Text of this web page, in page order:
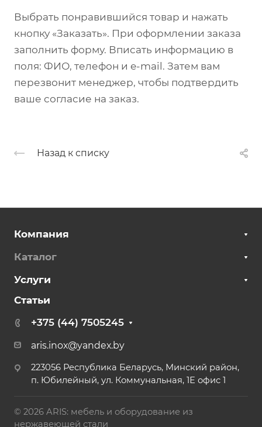
Выбрать понравившийся товар и нажать
кнопку «Заказать». При оформлении заказа
заполнить форму. Вписать информацию в
поля: ФИО, телефон и e-mail. Затем вам
перезвонит менеджер, чтобы подтвердить
ваше согласие на заказ.
Назад к списку
Компания
Каталог
Услуги
Статьи
+375 (44) 7505245
aris.inox@yandex.by
223056 Республика Беларусь, Минский район,
п. Юбилейный, ул. Коммунальная, 1Е офис 1
© 2026 ARIS: мебель и оборудование из
нержавеющей стали